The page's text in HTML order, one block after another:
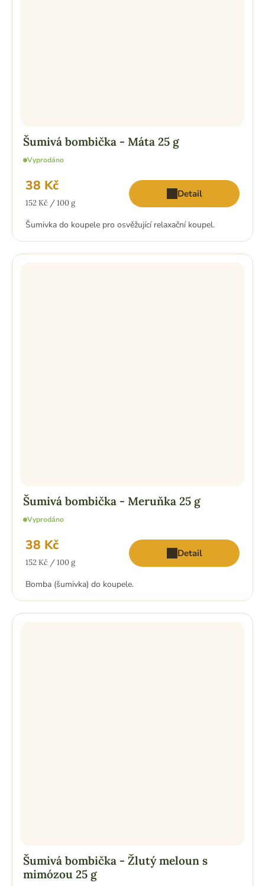
Šumivá bombička - Máta 25 g
Vyprodáno
38 Kč
Měrná
152 Kč / 100 g
Detail
Šumivka do koupele pro osvěžující relaxační koupel.
Šumivá bombička - Meruňka 25 g
Vyprodáno
38 Kč
Měrná
152 Kč / 100 g
Detail
Bomba (šumivka) do koupele.
Šumivá bombička - Žlutý meloun s
mimózou 25 g